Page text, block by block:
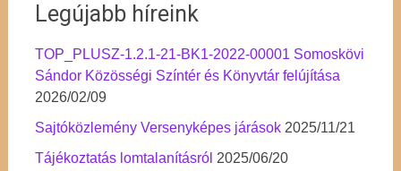
Legújabb híreink
TOP_PLUSZ-1.2.1-21-BK1-2022-00001 Somoskövi
Sándor Közösségi Színtér és Könyvtár felújítása
2026/02/09
Sajtóközlemény Versenyképes járások 2025/11/21
Tájékoztatás lomtalanításról 2025/06/20